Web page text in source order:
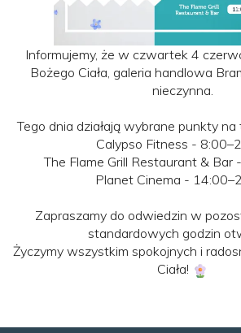
Informujemy, że w czwartek 4
Bożego Ciała, galeria handlowa
nieczynna.
Tego dnia działają wybrane punkty
Calypso Fitness -
The Flame Grill Restaurant &
Planet Cinema -
Zapraszamy do odwiedzin w
standardowych godzin
Życzymy wszystkim spokojnych i
Ciała!